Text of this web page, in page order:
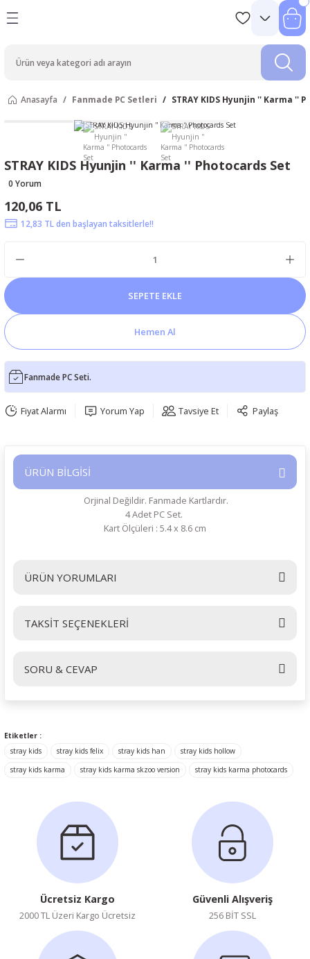
Anasayfa Fanmade PC Setleri STRAY KIDS Hyunjin '' Karma ''
STRAY KIDS Hyunjin '' Karma '' Photocards Set
0 Yorum
120,06 TL
12,83 TL den başlayan taksitlerle!!
SEPETE EKLE
Hemen Al
Fanmade PC Seti.
Fiyat Alarmı Yorum Yap Tavsiye Et Paylaş
ÜRÜN BİLGİSİ
Orjinal Değildir. Fanmade Kartlardır.
4 Adet PC Set.
Kart Ölçüleri : 5.4 x 8.6 cm
ÜRÜN YORUMLARI
Bu ürüne ilk yorumu siz yapın!
TAKSİT SEÇENEKLERİ
SORU & CEVAP
Etiketler :
stray kids
stray kids felix stray kids han
stray kids hollow
stray kids karma
stray kids karma skzoo version stray kids karma photocards
Ücretsiz Kargo
2000 TL Üzeri Kargo Ücretsiz
Güvenli Alışveriş
256 BİT SSL